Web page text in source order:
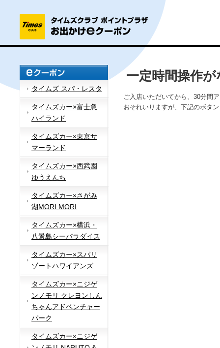
タイムズ スパ・レスタ
タイムズカー×富士急
ハイランド
タイムズカー×東京サ
マーランド
タイムズカー×西武園
ゆうえんち
タイムズカー×さがみ
湖MORI MORI
タイムズカー×横浜・
八景島シーパラダイス
タイムズカー×スパリ
ゾートハワイアンズ
タイムズカー×ニジゲ
ンノモリ クレヨンしん
ちゃんアドベンチャー
パーク
タイムズカー×ニジゲ
一定時間操作
ご入店いただいてから、30分間
おそれいりますが、下記のボタ